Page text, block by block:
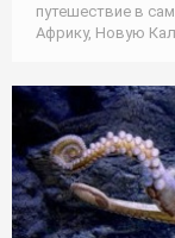
путешествие в
Африку, Новую